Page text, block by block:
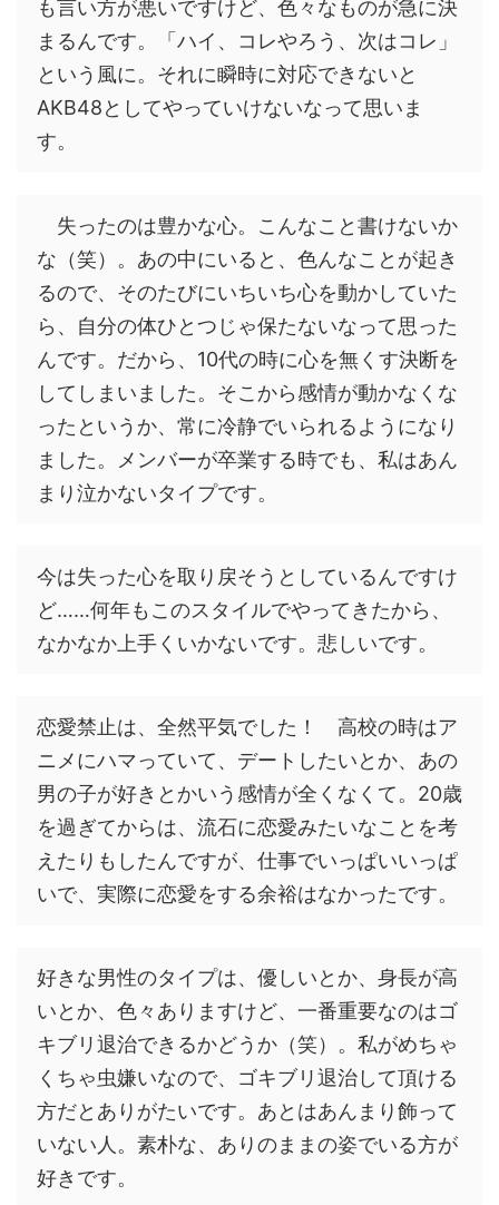
も言い方が悪いですけど、色々なものが急に決
まるんです。「ハイ、コレやろう、次はコレ」
という風に。それに瞬時に対応できないと
AKB48としてやっていけないなって思いま
す。
失ったのは豊かな心。こんなこと書けないか
な（笑）。あの中にいると、色んなことが起き
るので、そのたびにいちいち心を動かしていた
ら、自分の体ひとつじゃ保たないなって思った
んです。だから、10代の時に心を無くす決断を
してしまいました。そこから感情が動かなくな
ったというか、常に冷静でいられるようになり
ました。メンバーが卒業する時でも、私はあん
まり泣かないタイプです。
今は失った心を取り戻そうとしているんですけ
ど……何年もこのスタイルでやってきたから、
なかなか上手くいかないです。悲しいです。
恋愛禁止は、全然平気でした！ 高校の時はア
ニメにハマっていて、デートしたいとか、あの
男の子が好きとかいう感情が全くなくて。20歳
を過ぎてからは、流石に恋愛みたいなことを考
えたりもしたんですが、仕事でいっぱいいっぱ
いで、実際に恋愛をする余裕はなかったです。
好きな男性のタイプは、優しいとか、身長が高
いとか、色々ありますけど、一番重要なのはゴ
キブリ退治できるかどうか（笑）。私がめちゃ
くちゃ虫嫌いなので、ゴキブリ退治して頂ける
方だとありがたいです。あとはあんまり飾って
いない人。素朴な、ありのままの姿でいる方が
好きです。